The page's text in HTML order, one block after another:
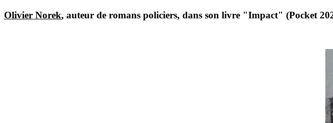
Olivier Norek, auteur de romans policiers, dans son livre "Impact" (Pocket